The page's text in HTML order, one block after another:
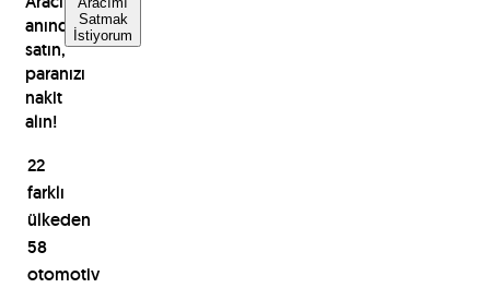
anında
satın,
paranızı
nakit
alın!
Satmak
İstiyorum
22
farklı
ülkeden
58
otomotiv